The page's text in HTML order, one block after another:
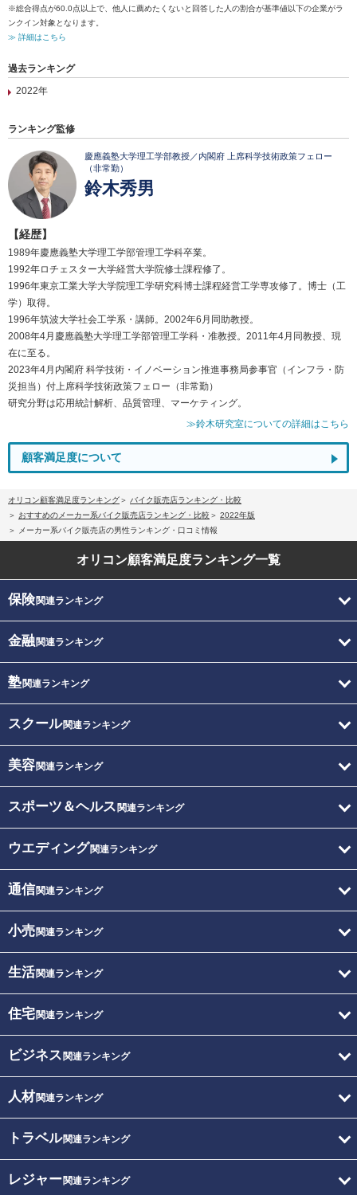
※総合得点が60.0点以上で、他人に薦めたくないと回答した人の割合が基準値以下の企業がラ
ンクイン対象となります。
≫ 詳細はこちら
過去ランキング
2022年
ランキング監修
慶應義塾大学理工学部教授／内閣府 上席科学技術政策フェロー
（非常勤）
鈴木秀男
【経歴】
1989年慶應義塾大学理工学部管理工学科卒業。
1992年ロチェスター大学経営大学院修士課程修了。
1996年東京工業大学大学院理工学研究科博士課程経営工学専攻修了。博士（工
学）取得。
1996年筑波大学社会工学系・講師。2002年6月同助教授。
2008年4月慶應義塾大学理工学部管理工学科・准教授。2011年4月同教授、現
在に至る。
2023年4月内閣府 科学技術・イノベーション推進事務局参事官（インフラ・防
災担当）付上席科学技術政策フェロー（非常勤）
研究分野は応用統計解析、品質管理、マーケティング。
≫鈴木研究室についての詳細はこちら
顧客満足度について
オリコン顧客満足度ランキング
バイク販売店ランキング・比較
おすすめのメーカー系バイク販売店ランキング・比較
2022年版
メーカー系バイク販売店の男性ランキング・口コミ情報
オリコン顧客満足度ランキング一覧
保険関連ランキング
金融関連ランキング
塾関連ランキング
スクール関連ランキング
美容関連ランキング
スポーツ＆ヘルス 関連ランキング
ウエディング関連ランキング
通信関連ランキング
小売関連ランキング
生活関連ランキング
住宅関連ランキング
ビジネス 関連ランキング
人材関連ランキング
トラベル関連ランキング
レジャー関連ランキング